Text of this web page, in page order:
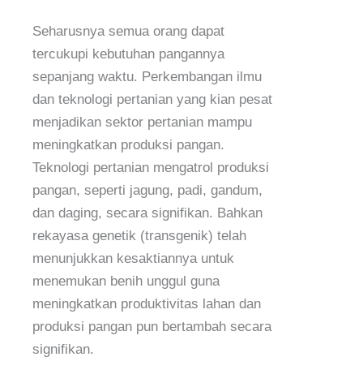
Seharusnya semua orang dapat
tercukupi kebutuhan pangannya
sepanjang waktu. Perkembangan ilmu
dan teknologi pertanian yang kian pesat
menjadikan sektor pertanian mampu
meningkatkan produksi pangan.
Teknologi pertanian mengatrol produksi
pangan, seperti jagung, padi, gandum,
dan daging, secara signifikan. Bahkan
rekayasa genetik (transgenik) telah
menunjukkan kesaktiannya untuk
menemukan benih unggul guna
meningkatkan produktivitas lahan dan
produksi pangan pun bertambah secara
signifikan.